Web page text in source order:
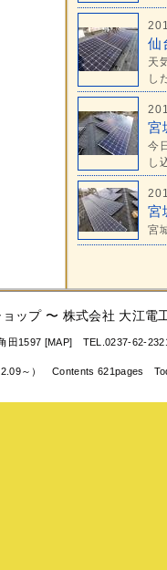
仙
天
し
宮
今
し
宮
宮
ップ 〜 株式会社 大江電
田1597 [MAP] TEL.0237-62-
～） Contents 621pages